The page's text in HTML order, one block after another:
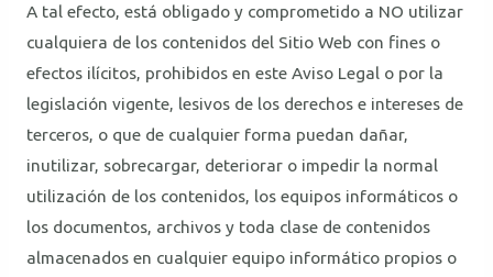
A tal efecto, está obligado y comprometido a NO utilizar
cualquiera de los contenidos del Sitio Web con fines o
efectos ilícitos, prohibidos en este Aviso Legal o por la
legislación vigente, lesivos de los derechos e intereses de
terceros, o que de cualquier forma puedan dañar,
inutilizar, sobrecargar, deteriorar o impedir la normal
utilización de los contenidos, los equipos informáticos o
los documentos, archivos y toda clase de contenidos
almacenados en cualquier equipo informático propios o